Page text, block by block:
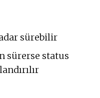
sürebilir
sürerse status